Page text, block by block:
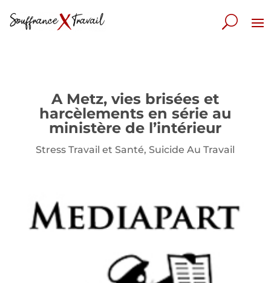
A Metz, vies brisées et
harcèlements en série au
ministère de l’intérieur
Stress Travail et Santé,Suicide Au Travail